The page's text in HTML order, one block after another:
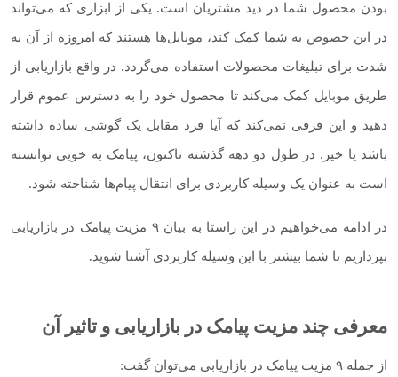
بودن محصول شما در دید مشتریان است. یکی از ابزاری که می‌تواند
در این خصوص به شما کمک کند، موبایل‌ها هستند که امروزه از آن به
شدت برای تبلیغات محصولات استفاده می‌گردد. در واقع بازاریابی از
طریق موبایل کمک می‌کند تا محصول خود را به دسترس عموم قرار
دهید و این فرقی نمی‌کند که آیا فرد مقابل یک گوشی ساده داشته
باشد یا خیر. در طول دو دهه گذشته تاکنون، پیامک به خوبی توانسته
است به عنوان یک وسیله کاربردی برای انتقال پیام‌ها شناخته شود.
در ادامه می‌خواهیم در این راستا به بیان ۹ مزیت پیامک در بازاریابی
بپردازیم تا شما بیشتر با این وسیله کاربردی آشنا شوید.
معرفی چند مزیت پیامک در بازاریابی و تاثیر آن
از جمله ۹ مزیت پیامک در بازاریابی می‌توان گفت: